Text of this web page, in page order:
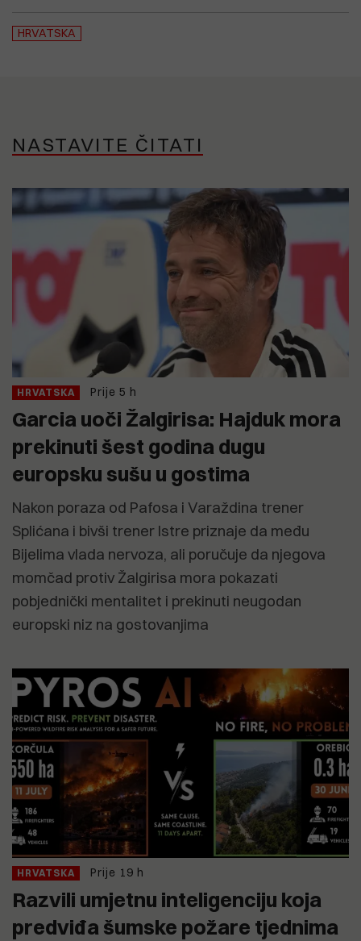
HRVATSKA
NASTAVITE ČITATI
HRVATSKA Prije 5 h
Garcia uoči Žalgirisa: Hajduk mora
prekinuti šest godina dugu
europsku sušu u gostima
Nakon poraza od Pafosa i Varaždina trener
Splićana i bivši trener Istre priznaje da među
Bijelima vlada nervoza, ali poručuje da njegova
momčad protiv Žalgirisa mora pokazati
pobjednički mentalitet i prekinuti neugodan
europski niz na gostovanjima
HRVATSKA Prije 19 h
Razvili umjetnu inteligenciju koja
predviđa šumske požare tjednima